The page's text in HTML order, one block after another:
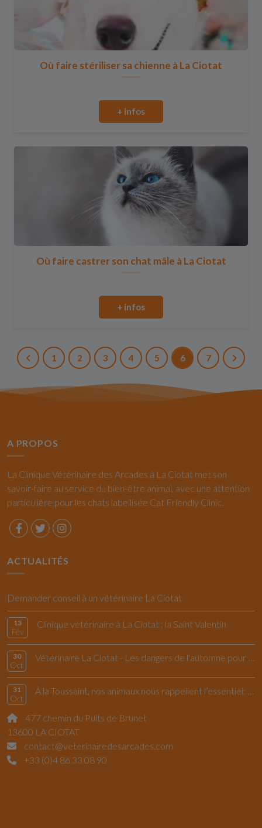
Où faire stériliser sa chienne à La Ciotat
+ infos
Où faire castrer son chat mâle à La Ciotat
+ infos
1 2 3 4 5 6 7
A PROPOS
La Clinique Vétérinaire des Arcades à La Ciotat met son
savoir-faire au service du bien-être animal, avec une attention
particulière pour les chats labellisée Cat Friendly Clinic.
ACTUALITÉS
Demander conseil à un vétérinaire La Ciotat
13
Fév
Clinique vétérinaire à La Ciotat : la Saint Valentin
30
Oct
Vétérinaire La Ciotat - Les dangers de l'automne pour le chiens et les chats
31
Oct
À la Toussaint, nos animaux nous rappellent l’essentiel: vivre l’instant présent
477 chemin du Puits de Brunet
13600 LA CIOTAT
contact@veterinairedesarcades.com
+33 (0)4 86 33 08 90